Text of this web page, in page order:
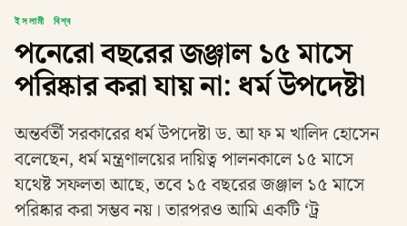
ইসলামী বিশ্ব
পনেরো বছরের জঞ্জাল ১৫ মাসে
পরিষ্কার করা যায় না: ধর্ম উপদেষ্টা
অন্তর্বর্তী সরকারের ধর্ম উপদেষ্টা ড. আ ফ ম খালিদ হোসেন
বলেছেন, ধর্ম মন্ত্রণালয়ের দায়িত্ব পালনকালে ১৫ মাসে
যথেষ্ট সফলতা আছে, তবে ১৫ বছরের জঞ্জাল ১৫ মাসে
পরিষ্কার করা সম্ভব নয়। তারপরও আমি একটি ‌‌‘ট্র